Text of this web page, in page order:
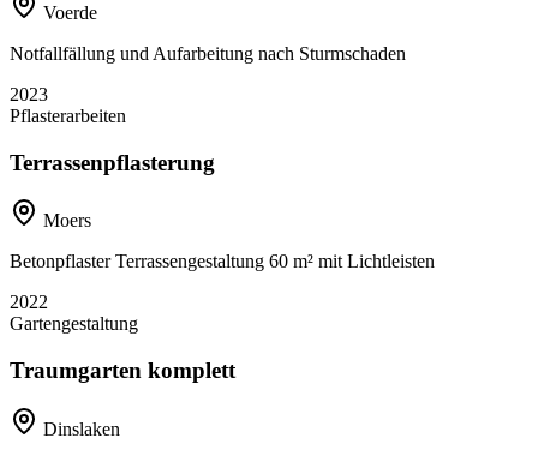
Voerde
Notfallfällung und Aufarbeitung nach Sturmschaden
2023
Pflasterarbeiten
Terrassenpflasterung
Moers
Betonpflaster Terrassengestaltung 60 m² mit Lichtleisten
2022
Gartengestaltung
Traumgarten komplett
Dinslaken